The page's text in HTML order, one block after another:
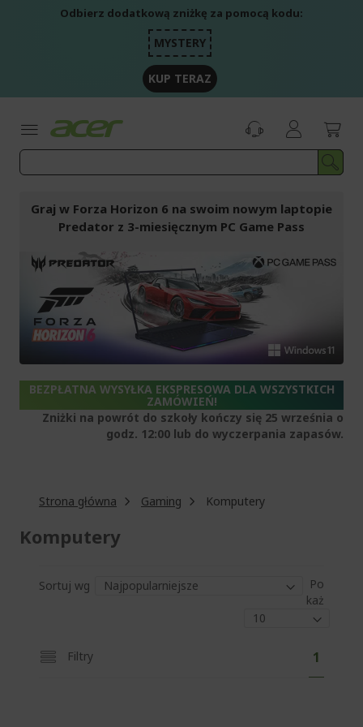
Odbierz dodatkową zniżkę za pomocą kodu:
MYSTERY
KUP TERAZ
Graj w Forza Horizon 6 na swoim nowym laptopie
Predator z 3-miesięcznym PC Game Pass
BEZPŁATNA WYSYŁKA EKSPRESOWA DLA WSZYSTKICH
ZAMÓWIEŃ!
Zniżki na powrót do szkoły kończy się 25 września o
godz. 12:00 lub do wyczerpania zapasów.
Strona główna Gaming Komputery
Komputery
Sortuj wg
Po
każ
Filtry
r
A
k
1